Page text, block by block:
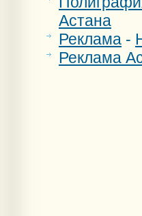
Астана
Реклама -
Реклама